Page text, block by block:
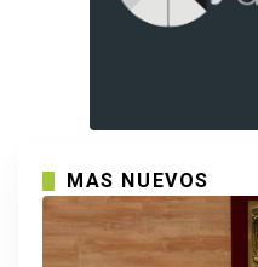
MAS NUEVOS